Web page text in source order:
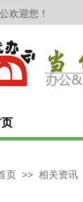
页 >> 相关资讯
欢迎您！